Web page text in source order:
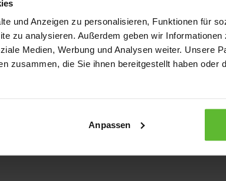
und Anzeigen zu personalisieren, Funktionen für
zu analysieren. Außerdem geben wir
Medien, Werbung und Analysen weiter. Unsere
zusammen, die Sie ihnen bereitgestellt haben oder
Anpassen
has occurred while loading www.kurzwego.de (see